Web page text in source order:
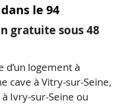
dans le 94
gratuite sous 48
d’un logement à
cave à Vitry-sur-Seine,
Ivry-sur-Seine ou